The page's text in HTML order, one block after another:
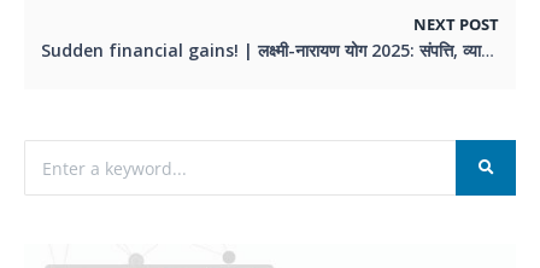
NEXT POST
Sudden financial gains! | लक्ष्मी-नारायण योग 2025: संपत्ति, व्यापार और करियर में बड़ी सफलता